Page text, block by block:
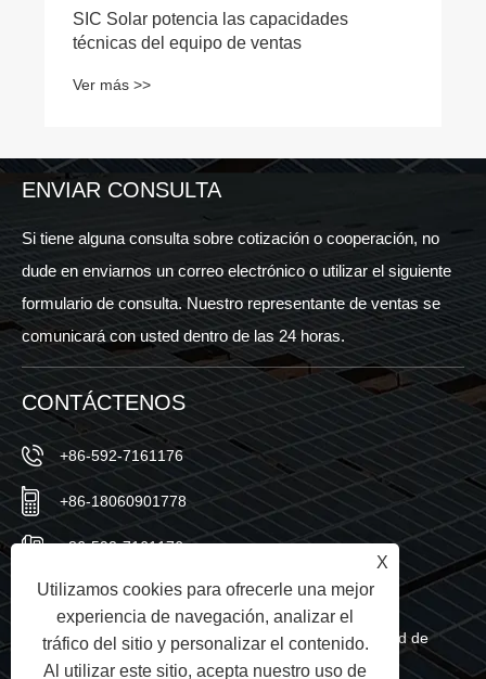
ENVIAR CONSULTA
Si tiene alguna consulta sobre cotización o cooperación, no
dude en enviarnos un correo electrónico o utilizar el siguiente
formulario de consulta. Nuestro representante de ventas se
comunicará con usted dentro de las 24 horas.
CONTÁCTENOS
+86-592-7161176
+86-18060901778
+86-592-7161176
sales@sic-solar.com
No.766 Qishan North Road, distrito de Huli, ciudad de
Xiamen, provincia de Fujian, China
X
Utilizamos cookies para ofrecerle una mejor
experiencia de navegación, analizar el
tráfico del sitio y personalizar el contenido.
Al utilizar este sitio, acepta nuestro uso de